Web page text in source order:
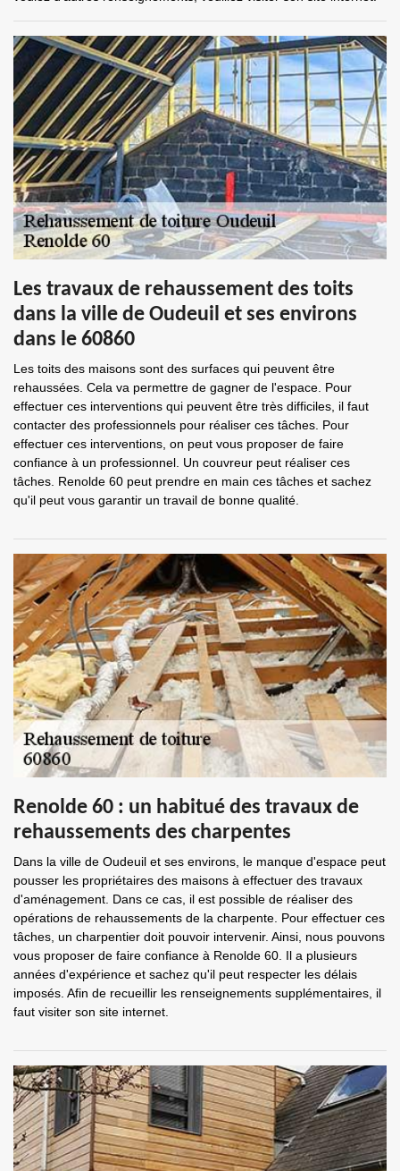
Les travaux de rehaussement des toits
dans la ville de Oudeuil et ses environs
dans le 60860
Les toits des maisons sont des surfaces qui peuvent être
rehaussées. Cela va permettre de gagner de l'espace. Pour
effectuer ces interventions qui peuvent être très difficiles, il faut
contacter des professionnels pour réaliser ces tâches. Pour
effectuer ces interventions, on peut vous proposer de faire
confiance à un professionnel. Un couvreur peut réaliser ces
tâches. Renolde 60 peut prendre en main ces tâches et sachez
qu'il peut vous garantir un travail de bonne qualité.
Renolde 60 : un habitué des travaux de
rehaussements des charpentes
Dans la ville de Oudeuil et ses environs, le manque d'espace peut
pousser les propriétaires des maisons à effectuer des travaux
d'aménagement. Dans ce cas, il est possible de réaliser des
opérations de rehaussements de la charpente. Pour effectuer ces
tâches, un charpentier doit pouvoir intervenir. Ainsi, nous pouvons
vous proposer de faire confiance à Renolde 60. Il a plusieurs
années d'expérience et sachez qu'il peut respecter les délais
imposés. Afin de recueillir les renseignements supplémentaires, il
faut visiter son site internet.